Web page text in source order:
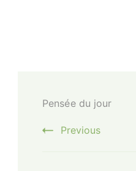
Navigation
Pensée du jour
Previous